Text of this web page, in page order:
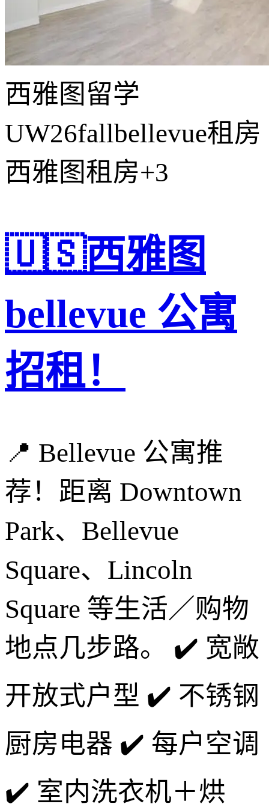
西雅图留学
UW26fallbellevue租房
西雅图租房+3
🇺🇸西雅图
bellevue 公寓
招租！
📍 Bellevue 公寓推
荐！距离 Downtown
Park、Bellevue
Square、Lincoln
Square 等生活／购物
地点几步路。 ✔️ 宽敞
开放式户型 ✔️ 不锈钢
厨房电器 ✔️ 每户空调
✔️ 室内洗衣机＋烘